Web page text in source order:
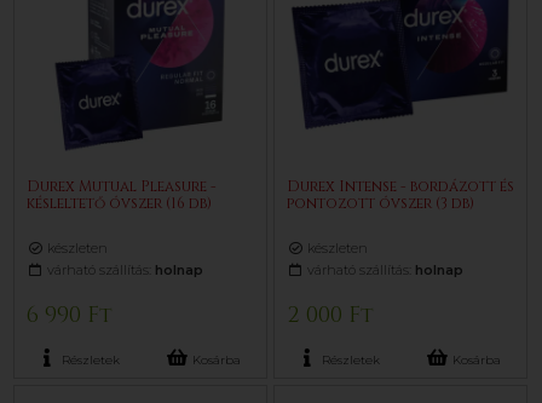
Durex Mutual Pleasure -
késleltető óvszer (16 db)
készleten
várható szállítás: holnap
6 990 Ft
Részletek Kosárba
Durex Intense - bordázott és
pontozott óvszer (3 db)
készleten
várható szállítás: holnap
2 000 Ft
Részletek Kosárba